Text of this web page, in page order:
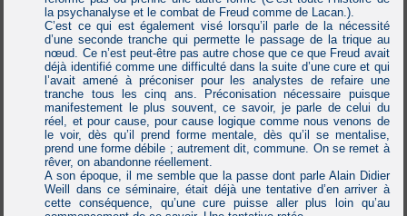
la psychanalyse et le combat de Freud comme de Lacan.).
C’est ce qui est également visé lorsqu’il parle de la nécessité
d’une seconde tranche qui permette le passage de la trique au
nœud. Ce n’est peut-être pas autre chose que ce que Freud avait
déjà identifié comme une difficulté dans la suite d’une cure et qui
l’avait amené à préconiser pour les analystes de refaire une
tranche tous les cinq ans. Préconisation nécessaire puisque
manifestement le plus souvent, ce savoir, je parle de celui du
réel, et pour cause, pour cause logique comme nous venons de
le voir, dès qu’il prend forme mentale, dès qu’il se mentalise,
prend une forme débile ; autrement dit, commune. On se remet à
rêver, on abandonne réellement.
A son époque, il me semble que la passe dont parle Alain Didier
Weill dans ce séminaire, était déjà une tentative d’en arriver à
cette conséquence, qu’une cure puisse aller plus loin qu’au